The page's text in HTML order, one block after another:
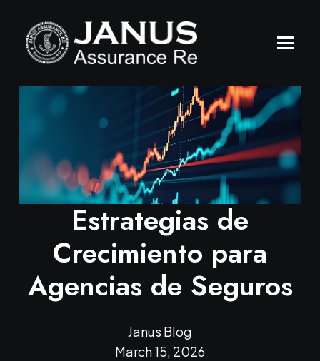
Estrategias de
Crecimiento para
Agencias de Seguros
Janus Blog
March 15, 2026